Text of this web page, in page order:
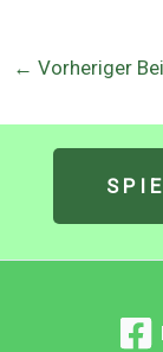
← Vorheriger